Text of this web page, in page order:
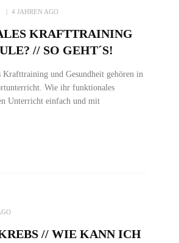
4 JAHREN AGO
KRAFTTRAINING
// SO GEHT´S!
Krafttraining und Gesundheit gehören in
Wie ihr funktionales
Unterricht einfach und mit
// WIE KANN ICH